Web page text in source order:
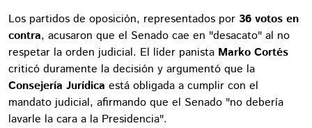
Los partidos de oposición, representados por 36 votos en
contra, acusaron que el Senado cae en "desacato" al no
respetar la orden judicial. El líder panista Marko Cortés
criticó duramente la decisión y argumentó que la
Consejería Jurídica está obligada a cumplir con el
mandato judicial, afirmando que el Senado "no debería
lavarle la cara a la Presidencia".